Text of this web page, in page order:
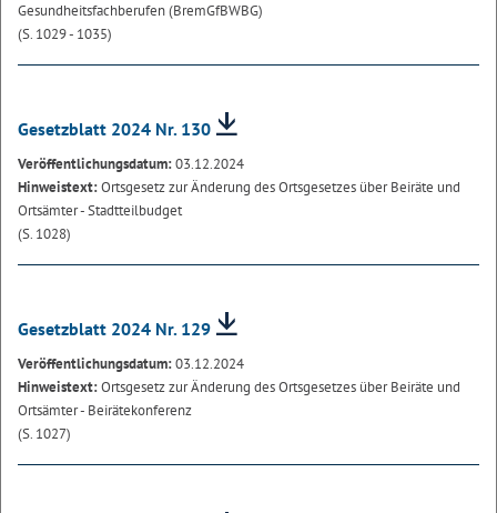
Gesundheitsfachberufen (BremGfBWBG)
(S. 1029 - 1035)
Gesetzblatt 2024 Nr. 130
Veröffentlichungsdatum:03.12.2024
Hinweistext:Ortsgesetz zur Änderung des Ortsgesetzes über Beiräte und
Ortsämter - Stadtteilbudget
(S. 1028)
Gesetzblatt 2024 Nr. 129
Veröffentlichungsdatum:03.12.2024
Hinweistext:Ortsgesetz zur Änderung des Ortsgesetzes über Beiräte und
Ortsämter - Beirätekonferenz
(S. 1027)